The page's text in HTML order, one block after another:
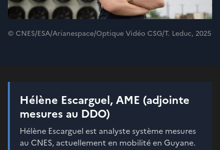
© CNES/ESA/Arianespace/Optique Vidéo CSG/T. Leduc, 2025
Hélène Escarguel, AME (adjointe
mesures au DDO)
Hélène Escarguel est analyste système mesures
au CNES, actuellement en mobilité en Guyane.